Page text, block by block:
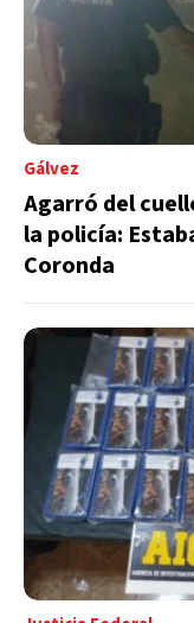
Gálvez
Agarró del
la policía:
Coronda